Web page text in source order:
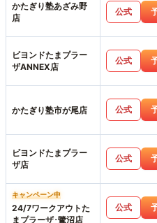
かたぎり塾あざみ野
店
公式
ビヨンドたまプラー
ザANNEX店
公式
かたぎり塾市が尾店 公式
ビヨンドたまプラー
ザ店
公式
キャンペーン中
24/7ワークアウトた
まプラーザ･鷺沼店
公式